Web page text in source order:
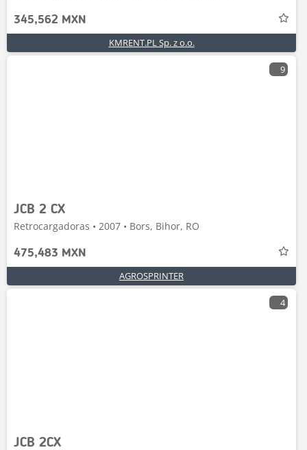
345,562 MXN
KMRENT.PL Sp. z o.o.
9
JCB 2 CX
Retrocargadoras • 2007 • Bors, Bihor, RO
475,483 MXN
AGROSPRINTER
4
JCB 2CX